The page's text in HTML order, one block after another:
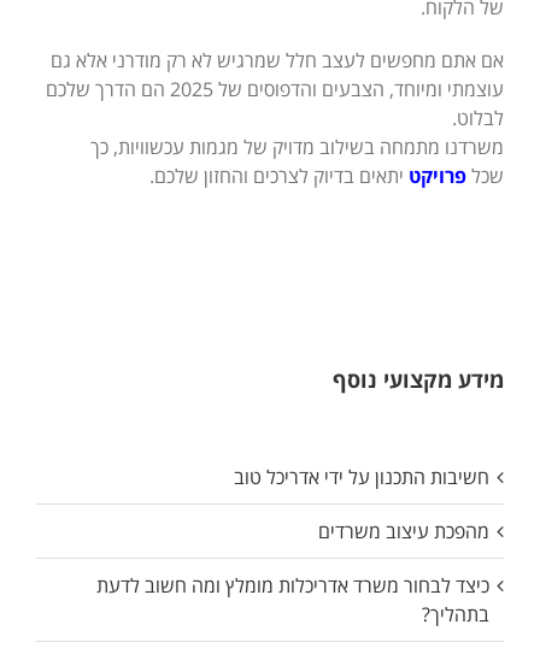
של הלקוח.
אם אתם מחפשים לעצב חלל שמרגיש לא רק מודרני אלא גם
עוצמתי ומיוחד, הצבעים והדפוסים של 2025 הם הדרך שלכם
לבלוט.
משרדנו מתמחה בשילוב מדויק של מגמות עכשוויות, כך
שכלפרויקט יתאים בדיוק לצרכים והחזון שלכם.
מידע מקצועי נוסף
חשיבות התכנון על ידי אדריכל טוב
מהפכת עיצוב משרדים
כיצד לבחור משרד אדריכלות מומלץ ומה חשוב לדעת
בתהליך?